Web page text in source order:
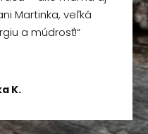
Martinka, veľká
a múdrosť!“
K.